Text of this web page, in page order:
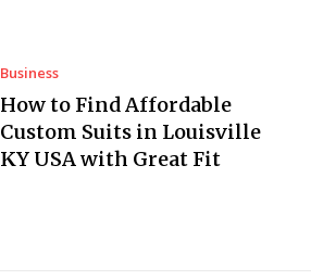
Business
How to Find Affordable
Custom Suits in Louisville
KY USA with Great Fit